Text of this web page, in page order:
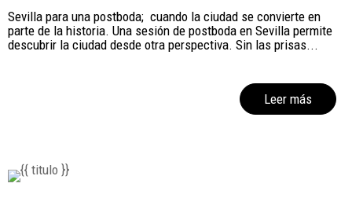
Sevilla para una postboda; cuando la ciudad se convierte en
parte de la historia. Una sesión de postboda en Sevilla permite
descubrir la ciudad desde otra perspectiva. Sin las prisas...
Leer más